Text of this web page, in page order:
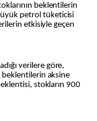
beklentilerin
petrol tüketicisi
etkisiyle geçen
verilere göre,
aksine
stokların 900